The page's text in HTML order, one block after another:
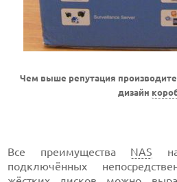
Чем выше репутация
дизайн
Все преимущества NAS
подключённых